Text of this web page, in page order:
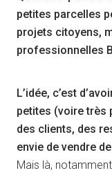
petites parcelles
projets citoyens,
professionnelles
L’idée, c’est
petites (voire très
des clients, des
envie de vendre
Mais là,